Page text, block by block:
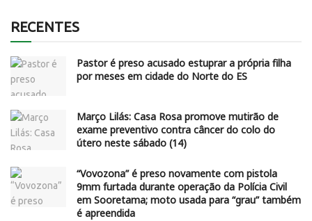
RECENTES
Pastor é preso acusado estuprar a própria filha
por meses em cidade do Norte do ES
Março Lilás: Casa Rosa promove mutirão de
exame preventivo contra câncer do colo do
útero neste sábado (14)
“Vovozona” é preso novamente com pistola
9mm furtada durante operação da Polícia Civil
em Sooretama; moto usada para “grau” também
é apreendida